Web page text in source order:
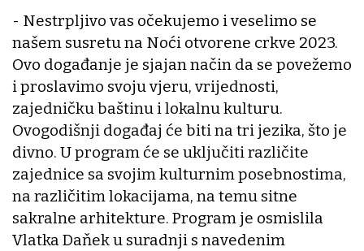
- Nestrpljivo vas očekujemo i veselimo se
našem susretu na Noći otvorene crkve 2023.
Ovo događanje je sjajan način da se povežemo
i proslavimo svoju vjeru, vrijednosti,
zajedničku baštinu i lokalnu kulturu.
Ovogodišnji događaj će biti na tri jezika, što je
divno. U program će se uključiti različite
zajednice sa svojim kulturnim posebnostima,
na različitim lokacijama, na temu sitne
sakralne arhitekture. Program je osmislila
Vlatka Daňek u suradnji s navedenim